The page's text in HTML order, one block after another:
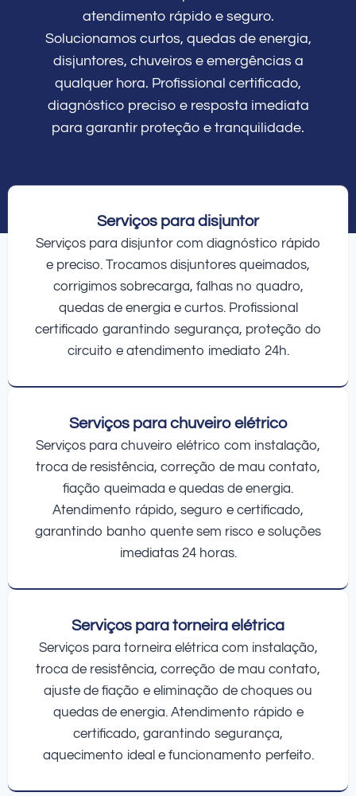
atendimento rápido e seguro.
Solucionamos curtos, quedas de energia,
disjuntores, chuveiros e emergências a
qualquer hora. Profissional certificado,
diagnóstico preciso e resposta imediata
para garantir proteção e tranquilidade.
Serviços para disjuntor
Serviços para disjuntor com diagnóstico rápido
e preciso. Trocamos disjuntores queimados,
corrigimos sobrecarga, falhas no quadro,
quedas de energia e curtos. Profissional
certificado garantindo segurança, proteção do
circuito e atendimento imediato 24h.
Serviços para chuveiro elétrico
Serviços para chuveiro elétrico com instalação,
troca de resistência, correção de mau contato,
fiação queimada e quedas de energia.
Atendimento rápido, seguro e certificado,
garantindo banho quente sem risco e soluções
imediatas 24 horas.
Serviços para torneira elétrica
Serviços para torneira elétrica com instalação,
troca de resistência, correção de mau contato,
ajuste de fiação e eliminação de choques ou
quedas de energia. Atendimento rápido e
certificado, garantindo segurança,
aquecimento ideal e funcionamento perfeito.